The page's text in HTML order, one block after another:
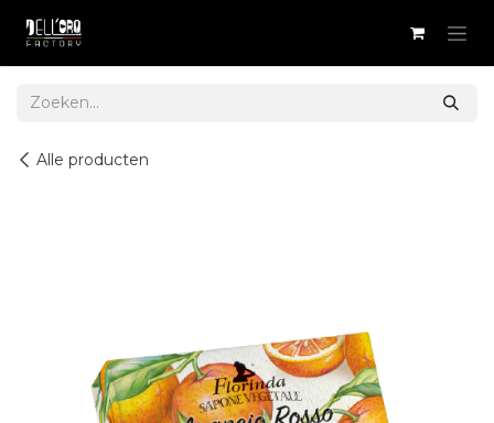
Alle producten